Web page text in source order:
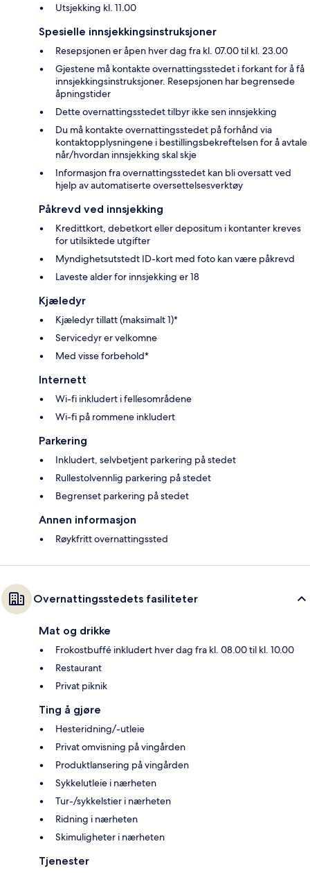
Utsjekking kl. 11.00
Spesielle innsjekkingsinstruksjoner
Resepsjonen er åpen hver dag fra kl. 07.00 til kl. 23.00
Gjestene må kontakte overnattingsstedet i forkant for å få
innsjekkingsinstruksjoner. Resepsjonen har begrensede
åpningstider
Dette overnattingsstedet tilbyr ikke sen innsjekking
Du må kontakte overnattingsstedet på forhånd via
kontaktopplysningene i bestillingsbekreftelsen for å avtale
når/hvordan innsjekking skal skje
Informasjon fra overnattingsstedet kan bli oversatt ved
hjelp av automatiserte oversettelsesverktøy
Påkrevd ved innsjekking
Kredittkort, debetkort eller depositum i kontanter kreves
for utilsiktede utgifter
Myndighetsutstedt ID-kort med foto kan være påkrevd
Laveste alder for innsjekking er 18
Kjæledyr
Kjæledyr tillatt (maksimalt 1)*
Servicedyr er velkomne
Med visse forbehold*
Internett
Wi-fi inkludert i fellesområdene
Wi-fi på rommene inkludert
Parkering
Inkludert, selvbetjent parkering på stedet
Rullestolvennlig parkering på stedet
Begrenset parkering på stedet
Annen informasjon
Røykfritt overnattingssted
Overnattingsstedets fasiliteter
Mat og drikke
Frokostbuffé inkludert hver dag fra kl. 08.00 til kl. 10.00
Restaurant
Privat piknik
Ting å gjøre
Hesteridning/-utleie
Privat omvisning på vingården
Produktlansering på vingården
Sykkelutleie i nærheten
Tur-/sykkelstier i nærheten
Ridning i nærheten
Skimuligheter i nærheten
Tjenester